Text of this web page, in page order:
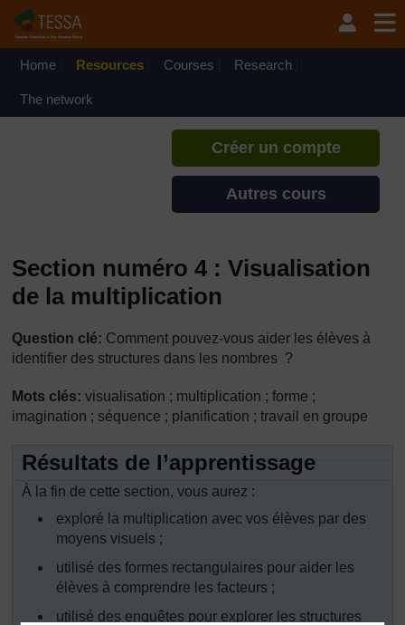
Home Resources Courses Research
The network
Si vous créez un compte, vous
pouvez établir un profil
Créer un compte
Autres cours
Section numéro 4 : Visualisation
de la multiplication
Question clé: Comment pouvez-vous aider les élèves à
identifier des structures dans les nombres ?
Mots clés: visualisation ; multiplication ; forme ;
imagination ; séquence ; planification ; travail en groupe
Résultats de l’apprentissage
À la fin de cette section, vous aurez :
exploré la multiplication avec vos élèves par des
moyens visuels ;
utilisé des formes rectangulaires pour aider les
élèves à comprendre les facteurs ;
utilisé des enquêtes pour explorer les structures